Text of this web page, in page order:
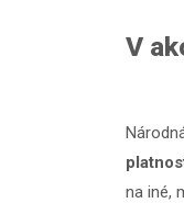
V
na iné,